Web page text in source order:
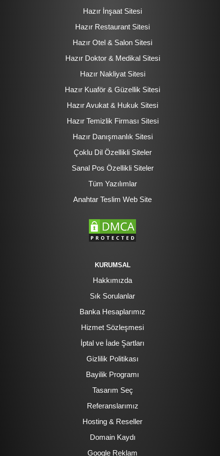
Hazır İnşaat Sitesi
Hazır Restaurant Sitesi
Hazır Otel & Salon Sitesi
Hazır Doktor & Medikal Sitesi
Hazır Nakliyat Sitesi
Hazır Kuaför & Güzellik Sitesi
Hazır Avukat & Hukuk Sitesi
Hazır Temizlik Firması Sitesi
Hazır Danışmanlık Sitesi
Çoklu Dil Özellikli Siteler
Sanal Pos Özellikli Siteler
Tüm Yazılımlar
Anahtar Teslim Web Site
KURUMSAL
Hakkımızda
Sık Sorulanlar
Banka Hesaplarımız
Hizmet Sözleşmesi
İptal ve İade Şartları
Gizlilik Politikası
Bayilik Programı
Tasarım Seç
Referanslarımız
Hosting & Reseller
Domain Kaydı
Google Reklam